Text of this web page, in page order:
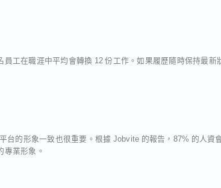
工在職涯中平均會轉換 12 份工作。如果履歷隨時保持最新
台的形象一致也很重要。根據 Jobvite 的報告，87% 的人資
專業形象。